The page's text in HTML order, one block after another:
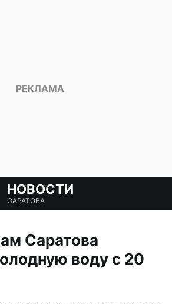
НОВОСТИ
САРАТОВА
Саратова
воду с 20